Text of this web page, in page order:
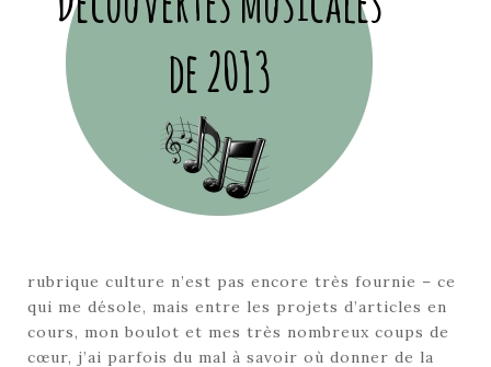
rubrique culture n’est pas encore très fournie – ce
qui me désole, mais entre les projets d’articles en
cours, mon boulot et mes très nombreux coups de
cœur, j’ai parfois du mal à savoir où donner de la